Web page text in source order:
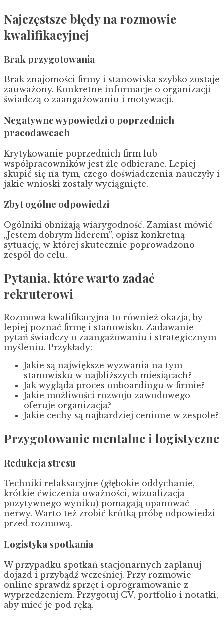
Najczęstsze błędy na rozmowie
kwalifikacyjnej
Brak przygotowania
Brak znajomości firmy i stanowiska szybko zostaje
zauważony. Konkretne informacje o organizacji
świadczą o zaangażowaniu i motywacji.
Negatywne wypowiedzi o poprzednich
pracodawcach
Krytykowanie poprzednich firm lub
współpracowników jest źle odbierane. Lepiej
skupić się na tym, czego doświadczenia nauczyły i
jakie wnioski zostały wyciągnięte.
Zbyt ogólne odpowiedzi
Ogólniki obniżają wiarygodność. Zamiast mówić
„Jestem dobrym liderem”, opisz konkretną
sytuację, w której skutecznie poprowadzono
zespół do celu.
Pytania, które warto zadać
rekruterowi
Rozmowa kwalifikacyjna to również okazja, by
lepiej poznać firmę i stanowisko. Zadawanie
pytań świadczy o zaangażowaniu i strategicznym
myśleniu. Przykłady:
Jakie są największe wyzwania na tym
stanowisku w najbliższych miesiącach?
Jak wygląda proces onboardingu w firmie?
Jakie możliwości rozwoju zawodowego
oferuje organizacja?
Jakie cechy są najbardziej cenione w zespole?
Przygotowanie mentalne i logistyczne
Redukcja stresu
Techniki relaksacyjne (głębokie oddychanie,
krótkie ćwiczenia uważności, wizualizacja
pozytywnego wyniku) pomagają opanować
nerwy. Warto też zrobić krótką próbę odpowiedzi
przed rozmową.
Logistyka spotkania
W przypadku spotkań stacjonarnych zaplanuj
dojazd i przybądź wcześniej. Przy rozmowie
online sprawdź sprzęt i oprogramowanie z
wyprzedzeniem. Przygotuj CV, portfolio i notatki,
aby mieć je pod ręką.